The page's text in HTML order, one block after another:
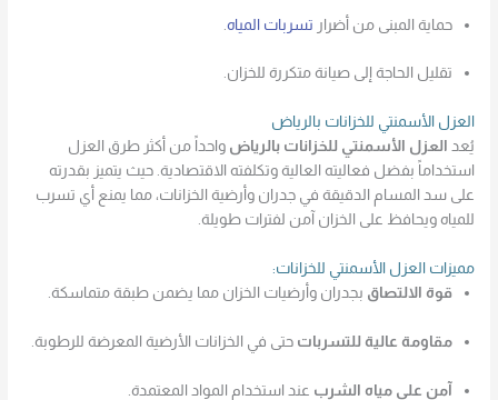
حماية المبنى من أضرار تسربات المياه
تقليل الحاجة إلى صيانة متكررة للخزان.
العزل الأسمنتي للخزانات بالرياض
يُعد العزل الأسمنتي للخزانات بالرياض واحداً من أكثر طرق العزل
استخداماً بفضل فعاليته العالية وتكلفته الاقتصادية. حيث يتميز بقدرته
على سد المسام الدقيقة في جدران وأرضية الخزانات، مما يمنع أي تسرب
للمياه ويحافظ على الخزان آمن لفترات طويلة.
مميزات العزل الأسمنتي للخزانات:
قوة الالتصاق بجدران وأرضيات الخزان مما يضمن طبقة متماسكة.
مقاومة عالية للتسربات حتى في الخزانات الأرضية المعرضة للرطوبة.
آمن على مياه الشرب عند استخدام المواد المعتمدة.